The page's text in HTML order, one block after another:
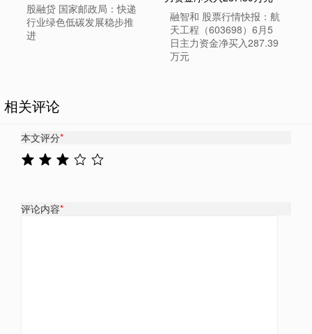
股融贷 国家邮政局：快递
行业绿色低碳发展稳步推
进
融智和 股票行情快报：航
天工程（603698）6月5
日主力资金净买入287.39
万元
相关评论
本文评分*
评论内容*